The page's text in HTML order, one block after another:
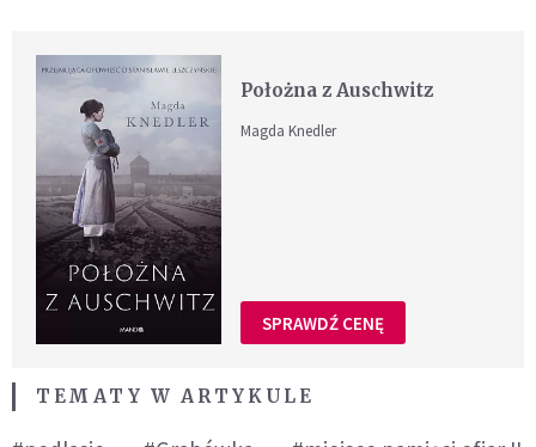
Położna z Auschwitz
Magda Knedler
SPRAWDŹ CENĘ
TEMATY W ARTYKULE